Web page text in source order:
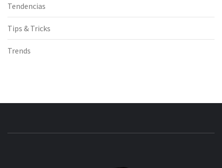
Tendencias
Tips & Tricks
Trends